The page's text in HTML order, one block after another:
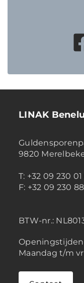
LINAK
9820
T: +32 09 230
F: +32 09 230
BTW-nr.:
Maandag t/m